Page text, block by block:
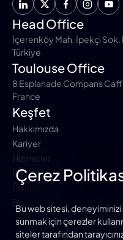
Head Office
İçerenköy Mah. İpekçi Sok.
Türkiye
Toulouse Office
8 Esplanade Compans
France
Keşfet
Hakkımızda
Kariyer
Hizmetler
Eğitimler
Ürünler
Çerez
Bu web sitesi,
sunmak için çerezler
siteler tarafından